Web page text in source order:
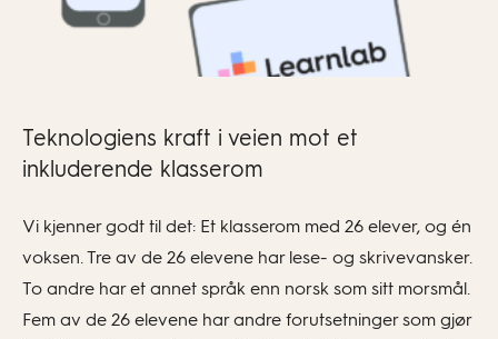
Teknologiens kraft i veien mot et
inkluderende klasserom
Vi kjenner godt til det: Et klasserom med 26 elever, og én
voksen. Tre av de 26 elevene har lese- og skrivevansker.
To andre har et annet språk enn norsk som sitt morsmål.
Fem av de 26 elevene har andre forutsetninger som gjør